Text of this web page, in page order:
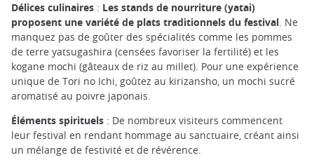
Délices culinaires : Les stands de nourriture (yatai)
proposent une variété de plats traditionnels du festival. Ne
manquez pas de goûter des spécialités comme les pommes
de terre yatsugashira (censées favoriser la fertilité) et les
kogane mochi (gâteaux de riz au millet). Pour une expérience
unique de Tori no Ichi, goûtez au kirizansho, un mochi sucré
aromatisé au poivre japonais.
Éléments spirituels : De nombreux visiteurs commencent
leur festival en rendant hommage au sanctuaire, créant ainsi
un mélange de festivité et de révérence.